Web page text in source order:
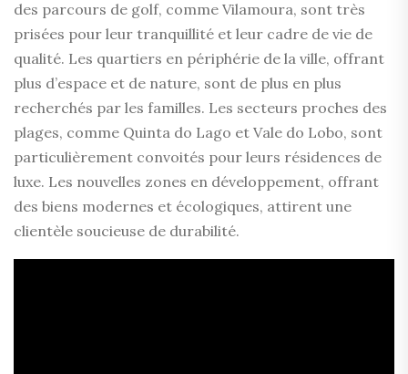
des parcours de golf, comme Vilamoura, sont très
prisées pour leur tranquillité et leur cadre de vie de
qualité. Les quartiers en périphérie de la ville, offrant
plus d’espace et de nature, sont de plus en plus
recherchés par les familles. Les secteurs proches des
plages, comme Quinta do Lago et Vale do Lobo, sont
particulièrement convoités pour leurs résidences de
luxe. Les nouvelles zones en développement, offrant
des biens modernes et écologiques, attirent une
clientèle soucieuse de durabilité.